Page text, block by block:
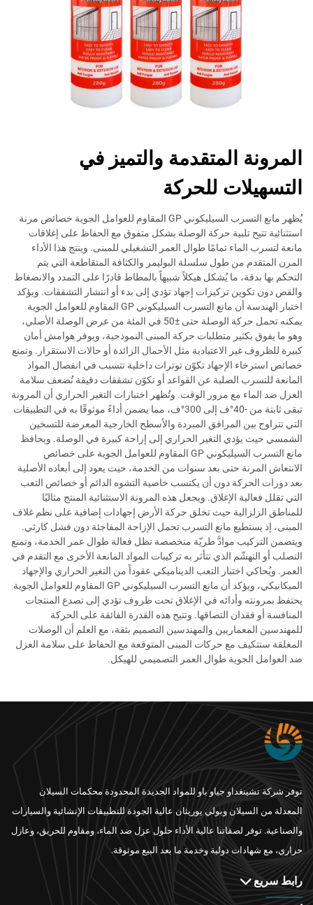
المرونة المتقدمة والتميز في
التسهيلات للحركة
يُظهر مانع التسرب السيليكوني GP المقاوم للعوامل الجوية خصائص مرنة
استثنائية تتيح تلبية حركة الوصلة بشكل متفوق مع الحفاظ على إغلاقات
مانعة لتسرب الماء تمامًا طوال العمر التشغيلي للمبنى. وينتج هذا الأداء
المرن المتقدم من طول سلسلة البوليمر والكثافة المتقاطعة التي يتم
التحكم بها بدقة، ما يُشكل هيكلاً شبيهاً بالمطاط قادرًا على التمدد والانضغاط
والقص دون تكوين تركيزات إجهاد تؤدي إلى بدء أو انتشار التشققات. ويؤكد
اختبار الهندسة أن مانع التسرب السيليكوني GP المقاوم للعوامل الجوية
يمكنه تحمل حركة الوصلة حتى ±50 في المئة من عرض الوصلة الأصلي،
وهو ما يفوق بكثير متطلبات حركة المبنى النموذجية، ويوفر هوامش أمان
كبيرة للظروف غير الاعتيادية مثل الأحمال الزائدة أو حالات الاستقرار. وتمنع
خصائص استرخاء الإجهاد تكوّن توترات داخلية تتسبب في انفصال المواد
المانعة للتسرب الصلبة عن القواعد أو تكوّن تشققات دقيقة تُضعف سلامة
العزل ضد الماء مع مرور الوقت. وتُظهر اختبارات التغير الحراري أن المرونة
تبقى ثابتة من -40°ف إلى 300°ف، مما يضمن أداءً موثوقًا به في التطبيقات
التي تتراوح بين المرافق المبردة والأسطح الخارجية المعرضة للتسخين
الشمسي حيث يؤدي التغير الحراري إلى إزاحة كبيرة في الوصلة. ويحافظ
مانع التسرب السيليكوني GP المقاوم للعوامل الجوية على خصائص
الانتعاش المرنة حتى بعد سنوات من الخدمة، حيث يعود إلى أبعاده الأصلية
بعد دورات الحركة دون أن يكتسب خاصية التشوه الدائم أو خصائص التعب
التي تقلل فعالية الإغلاق. ويجعل هذه المرونة الاستثنائية المنتج مثاليًا
للمناطق الزلزالية حيث تخلق حركة الأرض إجهادات إضافية على نظم غلاف
المبنى، إذ يستطيع مانع التسرب تحمل الإزاحة المفاجئة دون فشل كارثي.
ويتضمن التركيب موادَّ طريّة متخصصة تظل فعالة طوال عمر الخدمة، وتمنع
التصلب أو التهشّم الذي تتأثر به تركيبات المواد المانعة الأخرى مع التقدم في
العمر. ويُحاكي اختبار التعب الديناميكي عقوداً من التغير الحراري والإجهاد
الميكانيكي، ويؤكد أن مانع التسرب السيليكوني GP المقاوم للعوامل الجوية
يحتفظ بمرونته وأدائه في الإغلاق تحت ظروف تؤدي إلى تصدع المنتجات
المنافسة أو فقدان التصاقها. وتتيح هذه القدرة الفائقة على الحركة
للمهندسين المعماريين والمهندسين التصميم بثقة، مع العلم أن الوصلات
المغلقة ستتكيف مع حركات المبنى المتوقعة مع الحفاظ على سلامة العزل
ضد العوامل الجوية طوال العمر التصميمي للهيكل.
توفر شركة تشينغداو جياو باو للمواد الجديدة المحدودة محكمات السيلان
المعدلة من السيلان وبولي يوريثان عالية الجودة للتطبيقات الإنشائية والسيارات
والصناعية. توفر لصقاتنا عالية الأداء حلول عزل ضد الماء، ومقاوم للحريق، وعازل
حراري، مع شهادات دولية وخدمة ما بعد البيع موثوقة.
رابط سريع